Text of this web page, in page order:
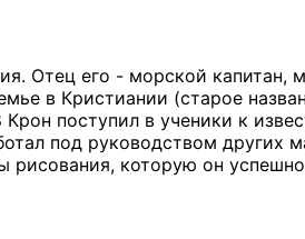
Отец его - морской капитан,
в Кристиании (старое
поступил в ученики к
под руководством других
рисования, которую он